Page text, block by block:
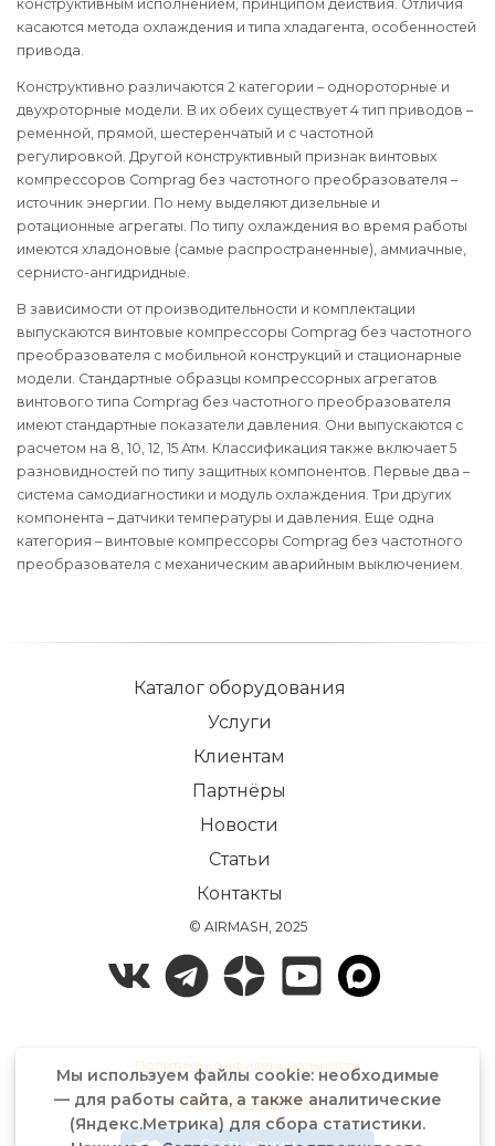
конструктивным исполнением, принципом действия. Отличия
касаются метода охлаждения и типа хладагента, особенностей
привода.
Конструктивно различаются 2 категории – однороторные и
двухроторные модели. В их обеих существует 4 тип приводов –
ременной, прямой, шестеренчатый и с частотной
регулировкой. Другой конструктивный признак винтовых
компрессоров Comprag без частотного преобразователя –
источник энергии. По нему выделяют дизельные и
ротационные агрегаты. По типу охлаждения во время работы
имеются хладоновые (самые распространенные), аммиачные,
сернисто-ангидридные.
В зависимости от производительности и комплектации
выпускаются винтовые компрессоры Comprag без частотного
преобразователя с мобильной конструкций и стационарные
модели. Стандартные образцы компрессорных агрегатов
винтового типа Comprag без частотного преобразователя
имеют стандартные показатели давления. Они выпускаются с
расчетом на 8, 10, 12, 15 Атм. Классификация также включает 5
разновидностей по типу защитных компонентов. Первые два –
система самодиагностики и модуль охлаждения. Три других
компонента – датчики температуры и давления. Еще одна
категория – винтовые компрессоры Comprag без частотного
преобразователя с механическим аварийным выключением.
© AIRMASH, 2025
Каталог оборудования
Услуги
Клиентам
Партнёры
Новости
Статьи
Контакты
Политика конфиденциальности
Договор-оферта
Мы используем файлы cookie: необходимые
— для работы сайта, а также аналитические
(Яндекс.Метрика) для сбора статистики.